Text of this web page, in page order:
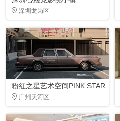
深圳龙岗区
粉红之星艺术空间PINK STAR
广州天河区